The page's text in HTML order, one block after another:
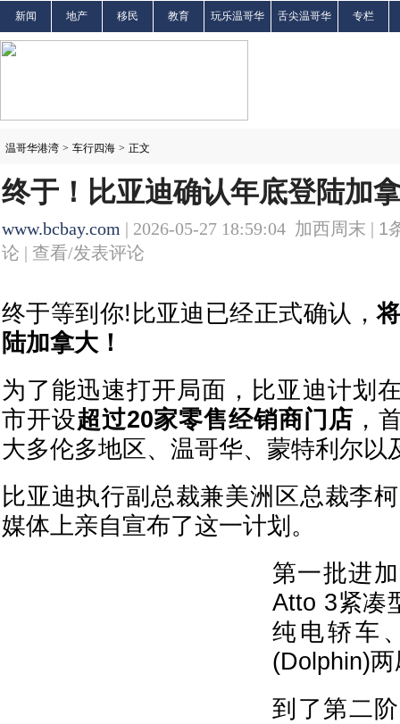
新闻 地产 移民 教育 玩乐温哥华 舌尖温哥华 专栏
温哥华港湾 > 车行四海 > 正文
终于！比亚迪确认年底登陆加
www.bcbay.com | 2026-05-27 18:59:04 加西周末 | 1
论 | 查看/发表评论
终于等到你!比亚迪已经正式确认，
陆加拿大！
为了能迅速打开局面，比亚迪计划
市开设超过20家零售经销商门店 ，
大多伦多地区、温哥华、蒙特利尔以
比亚迪执行副总裁兼美洲区总裁李
媒体上亲自宣布了这一计划。
第一批进
Atto 3紧凑
纯电轿车
(Dolphin)
到了第二